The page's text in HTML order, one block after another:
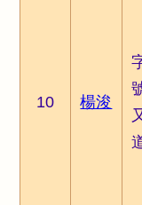
10 楊浚